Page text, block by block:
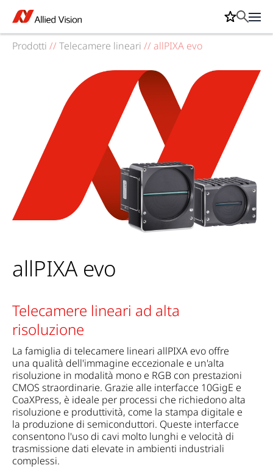
Prodotti // Telecamere lineari // allPIXA evo
allPIXA evo
Telecamere lineari ad alta
risoluzione
La famiglia di telecamere lineari allPIXA evo offre
una qualità dell'immagine eccezionale e un'alta
risoluzione in modalità mono e RGB con prestazioni
CMOS straordinarie. Grazie alle interfacce 10GigE e
CoaXPress, è ideale per processi che richiedono alta
risoluzione e produttività, come la stampa digitale e
la produzione di semiconduttori. Queste interfacce
consentono l'uso di cavi molto lunghi e velocità di
trasmissione dati elevate in ambienti industriali
complessi.